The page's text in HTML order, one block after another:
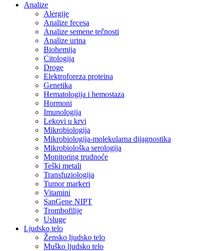
Analize
Alergije
Analize fecesa
Analize semene tečnosti
Analize urina
Biohemija
Citologija
Droge
Elektroforeza proteina
Genetika
Hematologija i hemostaza
Hormoni
Imunologija
Lekovi u krvi
Mikrobiologija
Mikrobiologija-molekularna dijagnostika
Mikrobiološka serologija
Monitoring trudnoće
Teški metali
Transfuziologija
Tumor markeri
Vitamini
SanGene NIPT
Trombofilije
Usluge
Ljudsko telo
Žensko ljudsko telo
Muško ljudsko telo